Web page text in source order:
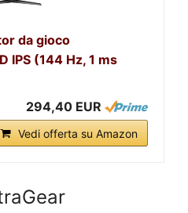
da gioco
IPS (144 Hz, 1 ms
294,40 EUR
Vedi offerta su Amazon